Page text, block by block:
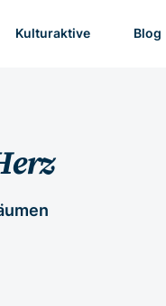
Kulturaktive Blog